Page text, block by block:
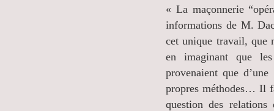
« La maçonnerie
informations de M.
cet unique travail, que
en imaginant que
provenaient que
propres méthodes… Il
question des